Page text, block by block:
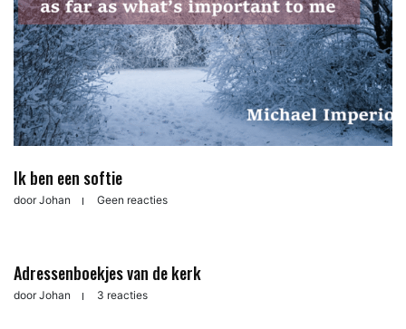
Ik ben een softie
doorJohan Geen reacties
Adressenboekjes van de kerk
doorJohan 3 reacties